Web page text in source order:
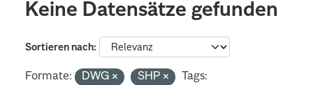
Keine Datensätze gefunden
Sortieren nach
Formate: DWG SHP
Tags: